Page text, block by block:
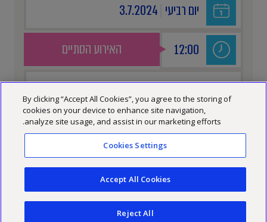
יום רביעי
12:00 האירוע הסתיים
ALAYA POLEG
האירוע הסתיים
By clicking “Accept All Cookies”, you agree to the storing of
cookies on your device to enhance site navigation,
analyze site usage, and assist in our marketing efforts.
Cookies Settings
Reject All
Accept All Cookies